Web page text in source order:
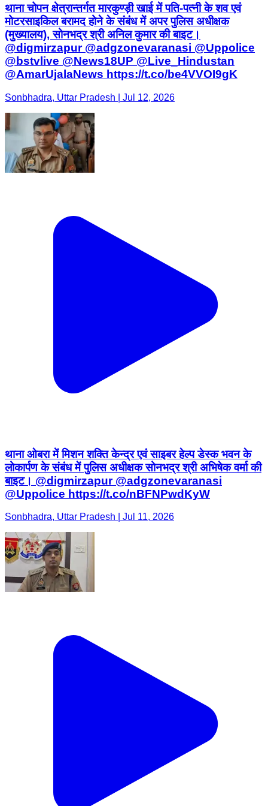
थाना चोपन क्षेत्रान्तर्गत मारकुण्ड़ी खाई में पति-पत्नी के शव एवं
मोटरसाइकिल बरामद होने के संबंध में अपर पुलिस अधीक्षक
(मुख्यालय), सोनभद्र श्री अनिल कुमार की बाइट।
@digmirzapur @adgzonevaranasi @Uppolice
@bstvlive @News18UP @Live_Hindustan
@AmarUjalaNews https://t.co/be4VVOI9gK
Sonbhadra, Uttar Pradesh | Jul 12, 2026
थाना ओबरा में मिशन शक्ति केन्द्र एवं साइबर हेल्प डेस्क भवन के
लोकार्पण के संबंध में पुलिस अधीक्षक सोनभद्र श्री अभिषेक वर्मा की
बाइट। @digmirzapur @adgzonevaranasi
@Uppolice https://t.co/nBFNPwdKyW
Sonbhadra, Uttar Pradesh | Jul 11, 2026